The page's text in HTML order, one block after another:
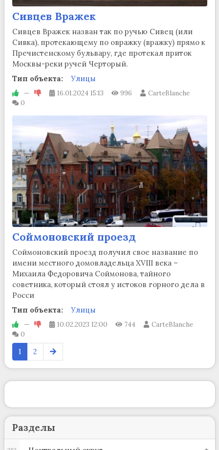
Сивцев Вражек
Сивцев Вражек назван так по ручью Сивец (или
Сивка), протекающему по овражку (вражку) прямо к
Пречистенскому бульвару, где протекал приток
Москвы-реки ручей Черторый.
Тип объекта:
Улицы
— 16.01.2024 15:13 996
CarteBlanche
0
Соймоновский проезд
Соймоновский проезд получил свое название по
имени местного домовладельца XVIII века –
Михаила Федоровича Соймонова, тайного
советника, который стоял у истоков горного дела в
Росси
Тип объекта:
Улицы
— 10.02.2023 12:00 744
CarteBlanche
0
1 2
Разделы